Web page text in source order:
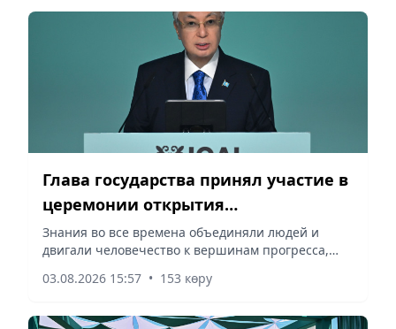
Глава государства принял участие в
церемонии открытия
Международной олимпиады по
искусственному интеллекту
Знания во все времена объединяли людей и
двигали человечество к вершинам прогресса,
03.08.2026 15:57 • 153 көру